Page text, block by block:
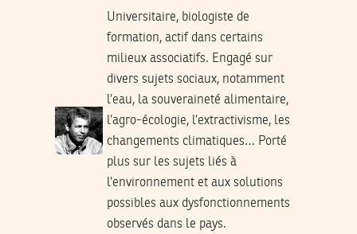
Universitaire, biologiste de
formation, actif dans certains
milieux associatifs. Engagé sur
divers sujets sociaux, notamment
l’eau, la souveraineté alimentaire,
l’agro-écologie, l’extractivisme, les
changements climatiques… Porté
plus sur les sujets liés à
l’environnement et aux solutions
possibles aux dysfonctionnements
observés dans le pays.